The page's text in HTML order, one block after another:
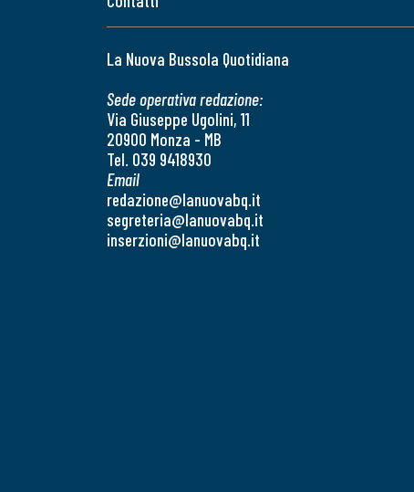
La Nuova Bussola Quotidiana
Sede operativa redazione:
Via Giuseppe Ugolini, 11
20900 Monza - MB
Tel. 039 9418930
Email
redazione@lanuovabq.it
segreteria@lanuovabq.it
inserzioni@lanuovabq.it